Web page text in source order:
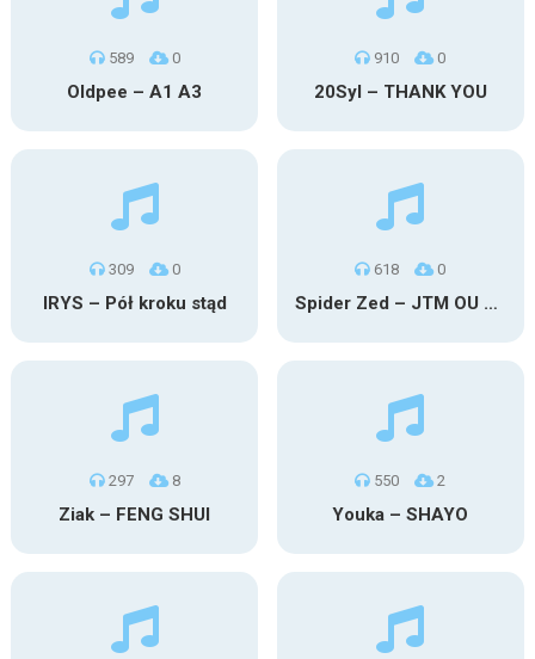
589 0
Oldpee – A1 A3
910 0
20Syl – THANK YOU
309 0
IRYS – Pół kroku stąd
618 0
Spider Zed – JTM OU TG
297 8
Ziak – FENG SHUI
550 2
Youka – SHAYO